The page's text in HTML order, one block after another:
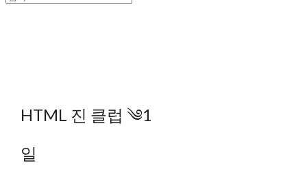
HTML 진 클럽 ༄1
일